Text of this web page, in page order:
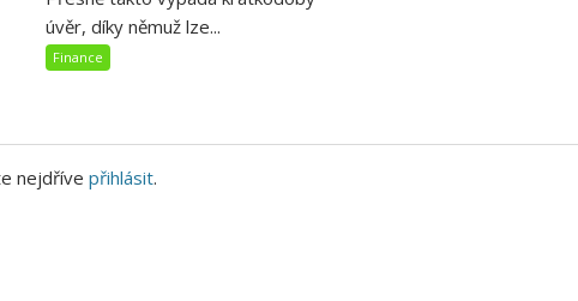
úvěr, díky němuž lze...
Finance
nejdříve přihlásit.